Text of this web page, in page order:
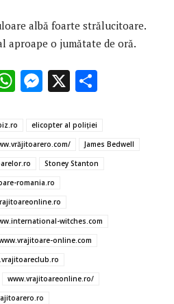
albă foarte strălucitoare.
aproape o jumătate de oră.
W
at
s
A
p
p
M
se
n
g
er
X
je
az
elicopter al poliţiei
James Bedwell
Stoney Stanton
romania.ro
witches.com
online.com
www.vrajitoareonline.ro/